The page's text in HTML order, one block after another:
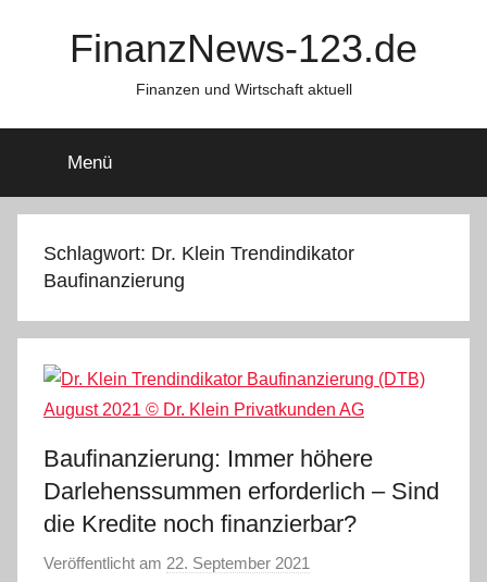
FinanzNews-123.de
Finanzen und Wirtschaft aktuell
Menü
Schlagwort: Dr. Klein Trendindikator
Baufinanzierung
Baufinanzierung: Immer höhere
Darlehenssummen erforderlich – Sind
die Kredite noch finanzierbar?
Veröffentlicht am 22. September 2021